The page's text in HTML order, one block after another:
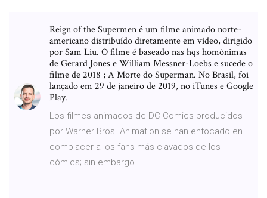
Reign of the Supermen é um filme animado norte-
americano distribuído diretamente em vídeo, dirigido
por Sam Liu. O filme é baseado nas hqs homônimas
de Gerard Jones e William Messner-Loebs e sucede o
filme de 2018 ; A Morte do Superman. No Brasil, foi
lançado em 29 de janeiro de 2019, no iTunes e Google
Play.
Los filmes animados de DC Comics producidos
por Warner Bros. Animation se han enfocado en
complacer a los fans más clavados de los
cómics; sin embargo